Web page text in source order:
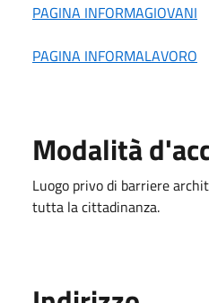
PAGINA INFORMAGIOVANI
PAGINA INFORMALAVORO
Modalità
Luogo privo di barriere
tutta la cittadinanza.